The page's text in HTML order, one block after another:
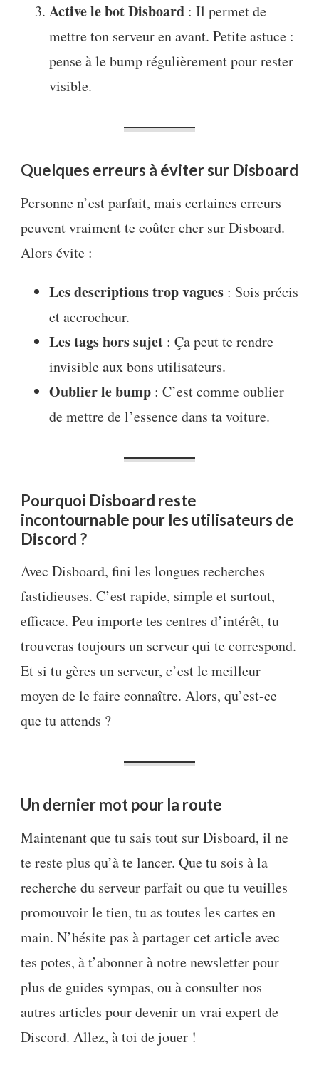
Active le bot Disboard : Il permet de
mettre ton serveur en avant. Petite astuce :
pense à le bump régulièrement pour rester
visible.
Quelques erreurs à éviter sur Disboard
Personne n’est parfait, mais certaines erreurs
peuvent vraiment te coûter cher sur Disboard.
Alors évite :
Les descriptions trop vagues : Sois précis
et accrocheur.
Les tags hors sujet : Ça peut te rendre
invisible aux bons utilisateurs.
Oublier le bump : C’est comme oublier
de mettre de l’essence dans ta voiture.
Pourquoi Disboard reste
incontournable pour les utilisateurs de
Discord ?
Avec Disboard, fini les longues recherches
fastidieuses. C’est rapide, simple et surtout,
efficace. Peu importe tes centres d’intérêt, tu
trouveras toujours un serveur qui te correspond.
Et si tu gères un serveur, c’est le meilleur
moyen de le faire connaître. Alors, qu’est-ce
que tu attends ?
Un dernier mot pour la route
Maintenant que tu sais tout sur Disboard, il ne
te reste plus qu’à te lancer. Que tu sois à la
recherche du serveur parfait ou que tu veuilles
promouvoir le tien, tu as toutes les cartes en
main. N’hésite pas à partager cet article avec
tes potes, à t’abonner à notre newsletter pour
plus de guides sympas, ou à consulter nos
autres articles pour devenir un vrai expert de
Discord. Allez, à toi de jouer !